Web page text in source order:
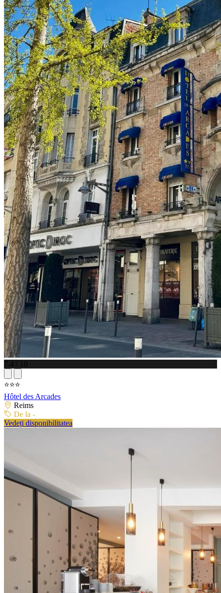
7.4 / 10
⭐⭐⭐
Hôtel des Arcades
Reims
De la -
Vedeți disponibilitatea